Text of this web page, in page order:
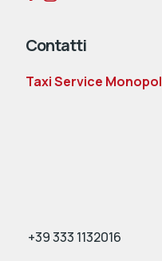
Contatti
Taxi Service
+39 333 1132016